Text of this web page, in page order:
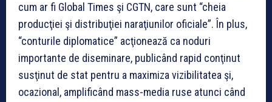
cum ar fi Global Times şi CGTN, care sunt “cheia
producţiei şi distribuţiei naraţiunilor oficiale”. În plus,
“conturile diplomatice” acţionează ca noduri
importante de diseminare, publicând rapid conţinut
susţinut de stat pentru a maximiza vizibilitatea şi,
ocazional, amplificând mass-media ruse atunci când